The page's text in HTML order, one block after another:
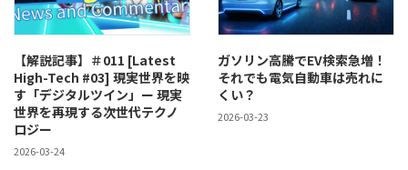
【解説記事】＃011 [Latest
High-Tech #03] 現実世界を映
す「デジタルツイン」ー 現実
世界を再現する次世代テクノ
ロジー
2026-03-24
ガソリン高騰でEV検索急増！
それでも電気自動車は売れに
くい？
2026-03-23